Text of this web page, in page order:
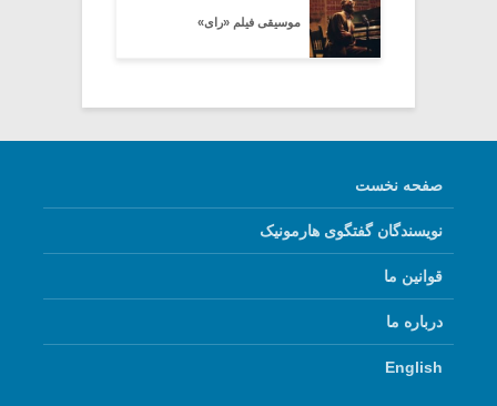
موسیقی فیلم «رای»
صفحه نخست
نویسندگان گفتگوی هارمونیک
قوانین ما
درباره ما
English